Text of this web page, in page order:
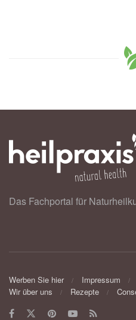
Das Fachportal für
Werben Sie hier Impressum
Wir über uns
Rezepte